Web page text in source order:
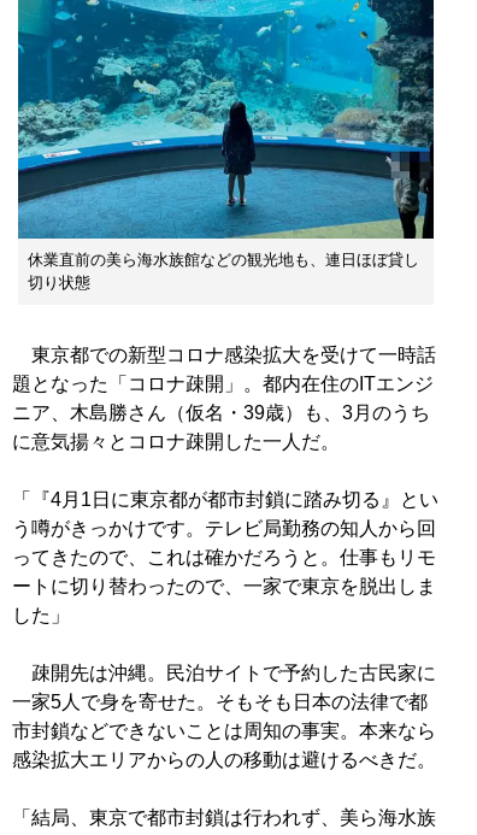
休業直前の美ら海水族館などの観光地も、連日ほぼ貸し
切り状態
東京都での新型コロナ感染拡大を受けて一時話
題となった「コロナ疎開」。都内在住のITエンジ
ニア、木島勝さん（仮名・39歳）も、3月のうち
に意気揚々とコロナ疎開した一人だ。
「『4月1日に東京都が都市封鎖に踏み切る』とい
う噂がきっかけです。テレビ局勤務の知人から回
ってきたので、これは確かだろうと。仕事もリモ
ートに切り替わったので、一家で東京を脱出しま
した」
疎開先は沖縄。民泊サイトで予約した古民家に
一家5人で身を寄せた。そもそも日本の法律で都
市封鎖などできないことは周知の事実。本来なら
感染拡大エリアからの人の移動は避けるべきだ。
「結局、東京で都市封鎖は行われず、美ら海水族